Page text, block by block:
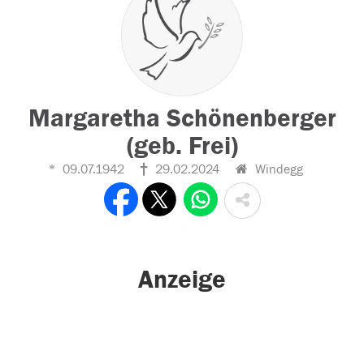
Margaretha Schönenberger
(geb. Frei)
09.07.1942 29.02.2024 Windegg
Anzeige